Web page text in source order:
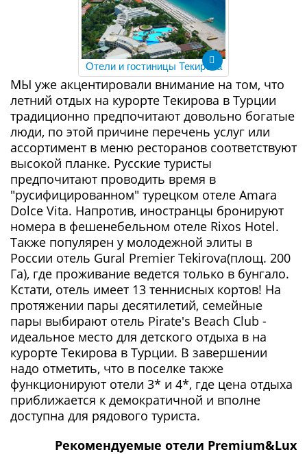
Отели и гостиницы Текирова
МЫ уже акцентировали внимание на том, что
летний отдых на курорте Текирова в Турции
традиционно предпочитают довольно богатые
люди, по этой причине перечень услуг или
ассортимент в меню ресторанов соответствуют
высокой планке. Русские туристы
предпочитают проводить время в
"русифицированном" турецком отеле Amara
Dolce Vita. Напротив, иностранцы бронируют
номера в фешенебельном отеле Rixos Hotel.
Также популярен у молодежной элиты в
России отель Gural Premier Tekirova(площ. 200
Га), где проживание ведется только в бунгало.
Кстати, отель имеет 13 теннисных кортов! На
протяжении пары десятилетий, семейные
пары выбирают отель Pirate's Beach Club -
идеальное место для детского отдыха в на
курорте Текирова в Турции. В завершении
надо отметить, что в поселке также
функционируют отели 3* и 4*, где цена отдыха
приближается к демократичной и вполне
доступна для рядового туриста.
Рекомендуемые отели Premium&Lux